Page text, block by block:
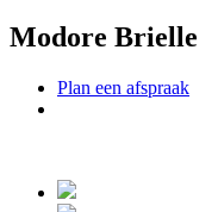
Modore Brielle
Plan een afspraak